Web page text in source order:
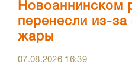
Новоаннинском
перенесли из-за
жары
07.08.2026 16:39